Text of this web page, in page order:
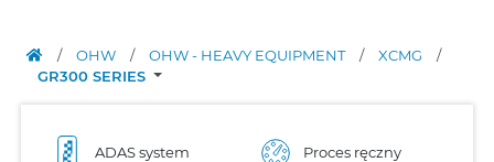
/ OHW / OHW - HEAVY EQUIPMENT / XCMG
/
GR300 SERIES
ADAS system Proces ręczny